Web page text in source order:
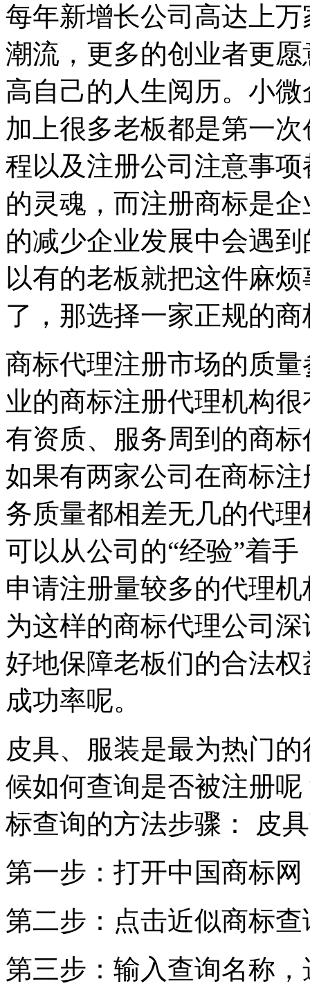
每年新增长公司高达上
潮流，更多的创业者更
高自己的人生阅历。小
加上很多老板都是第一
程以及注册公司注意事
的灵魂，而注册商标是
的减少企业发展中会遇
以有的老板就把这件麻
了，那选择一家正规的
商标代理注册市场的质
业的商标注册代理机构
有资质、服务周到的商
如果有两家公司在商标
务质量都相差无几的代
可以从公司的“经验”着
申请注册量较多的代理
为这样的商标代理公司
好地保障老板们的合法
成功率呢。
皮具、服装是最为热门
候如何查询是否被注册
标查询的方法步骤： 皮
第一步：打开中国商标网
第二步：点击近似商标查
第三步：输入查询名称